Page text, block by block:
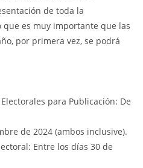
de toda la
que es muy importante que las
por primera vez, se podrá
para Publicación: De
de 2024 (ambos inclusive).
Entre los días 30 de